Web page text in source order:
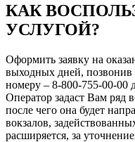
КАК
УСЛУГОЙ?
Оформить заявку на
выходных дней, позвонив
номеру – 8-800-755-00-00
Оператор задаст Вам ряд
после чего она будет
вокзалов,
расширяется, за